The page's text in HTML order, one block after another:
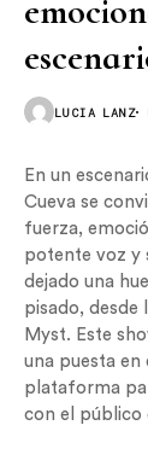
LUCIA LANZ
En un
Cueva se
fuerza,
potente voz y
dejado una
pisado, desde
Myst. Este
una puesta en
plataforma
con el público